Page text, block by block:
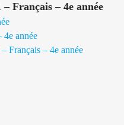
Français – 4e année
4e année
Français – 4e année